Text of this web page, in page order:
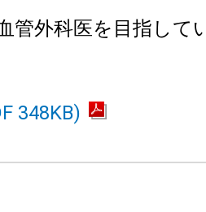
管外科医を目指して
348KB)